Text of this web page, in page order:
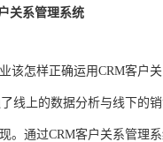
关系管理系统
该怎样正确运用CRM客户
线上的数据分析与线下的
。通过CRM客户关系管理